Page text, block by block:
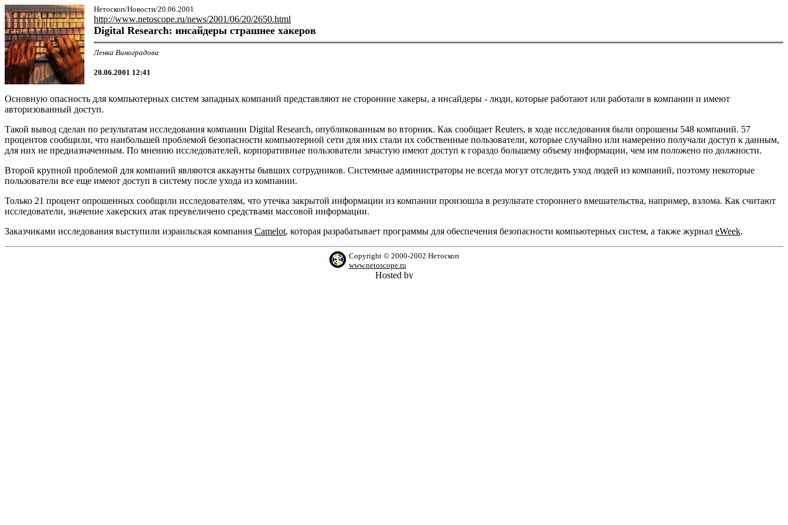
Нетоскоп/Новости/20.06.2001
http://www.netoscope.ru/news/2001/06/20/2650.html
Digital Research: инсайдеры страшнее хакеров
Ленка Виноградова
20.06.2001 12:41
Основную опасность для компьютерных систем западных компаний представляют не сторонние хакеры, а инсайдеры - люди, которые работают или работали в компании и имеют
авторизованный доступ.
Такой вывод сделан по результатам исследования компании Digital Research, опубликованным во вторник. Как сообщает Reuters, в ходе исследования были опрошены 548 компаний. 57
процентов сообщили, что наибольшей проблемой безопасности компьютерной сети для них стали их собственные пользователи, которые случайно или намеренно получали доступ к данным,
для них не предназначенным. По мнению исследователей, корпоративные пользователи зачастую имеют доступ к гораздо большему объему информации, чем им положено по должности.
Второй крупной проблемой для компаний являются аккаунты бывших сотрудников. Системные администраторы не всегда могут отследить уход людей из компаний, поэтому некоторые
пользователи все еще имеют доступ в систему после ухода из компании.
Только 21 процент опрошенных сообщили исследователям, что утечка закрытой информации из компании произошла в результате стороннего вмешательства, например, взлома. Как считают
исследователи, значение хакерских атак преувеличено средствами массовой информации.
Заказчиками исследования выступили израильская компания Camelot, которая разрабатывает программы для обеспечения безопасности компьютерных систем, а также журнал eWeek.
Copyright © 2000-2002 Нетоскоп
www.netoscope.ru